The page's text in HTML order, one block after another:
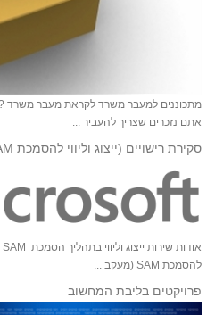
מתכוננים למעבר משרד לקראת מעבר משרד
אתם נזכרים שצריך להעביר ...
סקירת רישויים (ייצוג וליווי להסמכת SAM)
להסמכת SAM (מעקב ...
פרויקטים בליבת המחשוב